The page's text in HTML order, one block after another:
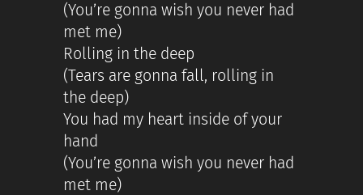
(You’re gonna wish you never had
met me)
Rolling in the deep
(Tears are gonna fall, rolling in
the deep)
You had my heart inside of your
hand
(You’re gonna wish you never had
met me)